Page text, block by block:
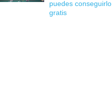
puedes conseguirlo
gratis